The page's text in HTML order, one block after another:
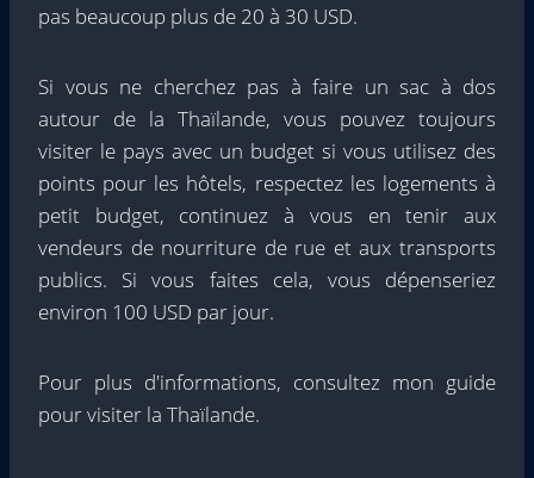
pas beaucoup plus de 20 à 30 USD.
Si vous ne cherchez pas à faire un sac à dos
autour de la Thaïlande, vous pouvez toujours
visiter le pays avec un budget si vous utilisez des
points pour les hôtels, respectez les logements à
petit budget, continuez à vous en tenir aux
vendeurs de nourriture de rue et aux transports
publics. Si vous faites cela, vous dépenseriez
environ 100 USD par jour.
Pour plus d'informations, consultez mon guide
pour visiter la Thaïlande.